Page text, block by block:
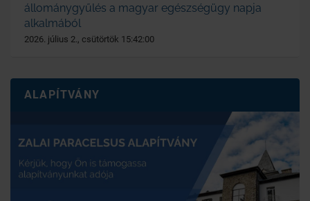
állománygyűlés a magyar egészségügy napja
alkalmából
2026. július 2., csütörtök 15:42:00
ALAPÍTVÁNY